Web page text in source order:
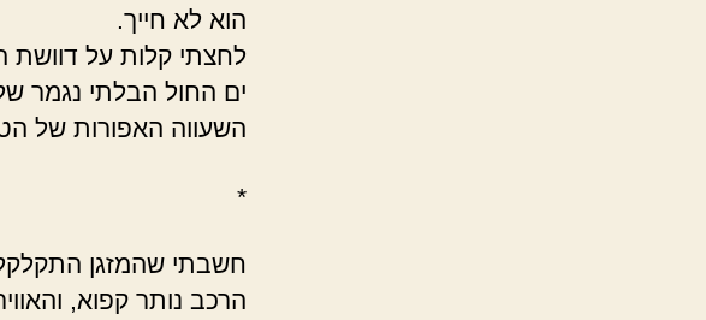
הוא לא חייך.
לחצתי קלות על דוושת
ים החול הבלתי נגמר
השעווה האפורות של
*
חשבתי שהמזגן
הרכב נותר קפוא,